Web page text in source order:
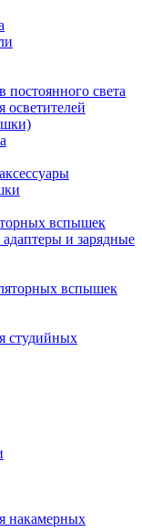
света
осветителей
вспышек
и зарядные
вспышек
студийных
накамерных